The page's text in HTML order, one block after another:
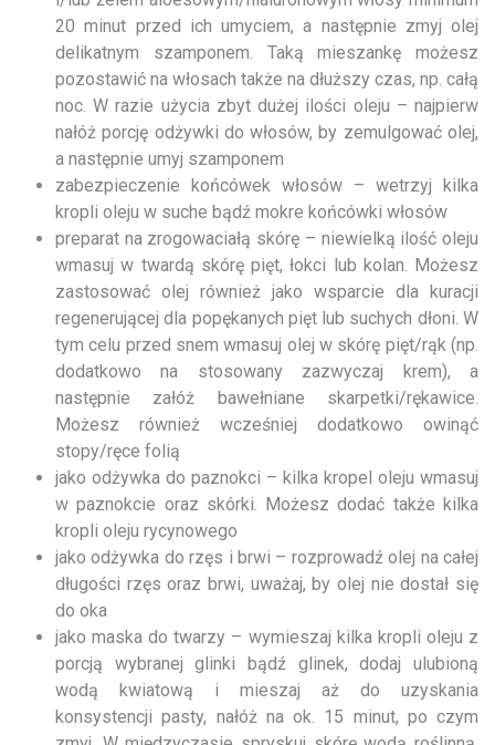
20 minut przed ich umyciem, a następnie zmyj olej
delikatnym szamponem. Taką mieszankę możesz
pozostawić na włosach także na dłuższy czas, np. całą
noc. W razie użycia zbyt dużej ilości oleju – najpierw
nałóż porcję odżywki do włosów, by zemulgować olej,
a następnie umyj szamponem
zabezpieczenie końcówek włosów – wetrzyj kilka
kropli oleju w suche bądź mokre końcówki włosów
preparat na zrogowaciałą skórę – niewielką ilość oleju
wmasuj w twardą skórę pięt, łokci lub kolan. Możesz
zastosować olej również jako wsparcie dla kuracji
regenerującej dla popękanych pięt lub suchych dłoni. W
tym celu przed snem wmasuj olej w skórę pięt/rąk (np.
dodatkowo na stosowany zazwyczaj krem), a
następnie załóż bawełniane skarpetki/rękawice.
Możesz również wcześniej dodatkowo owinąć
stopy/ręce folią
jako odżywka do paznokci – kilka kropel oleju wmasuj
w paznokcie oraz skórki. Możesz dodać także kilka
kropli oleju rycynowego
jako odżywka do rzęs i brwi – rozprowadź olej na całej
długości rzęs oraz brwi, uważaj, by olej nie dostał się
do oka
jako maska do twarzy – wymieszaj kilka kropli oleju z
porcją wybranej glinki bądź glinek, dodaj ulubioną
wodą kwiatową i mieszaj aż do uzyskania
konsystencji pasty, nałóż na ok. 15 minut, po czym